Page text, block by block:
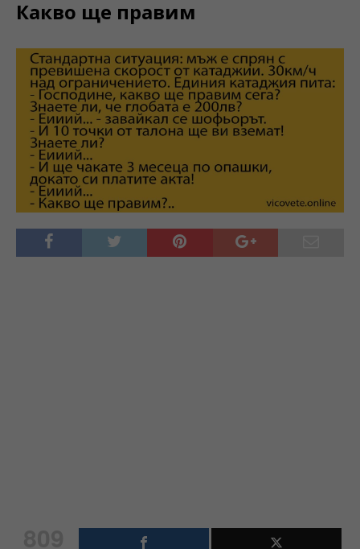
Какво ще правим